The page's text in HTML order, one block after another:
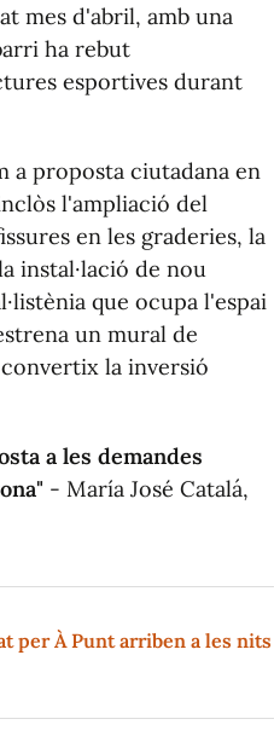
mes d'abril, amb una
ha rebut
esportives durant
a proposta ciutadana en
l'ampliació del
en les graderies, la
instal·lació de nou
que ocupa l'espai
un mural de
la inversió
a les demandes
- María José Catalá,
per À Punt arriben a les nits